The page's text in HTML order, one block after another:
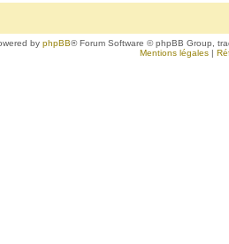
by phpBB® Forum Software © phpBB Group,
Mentions légales |